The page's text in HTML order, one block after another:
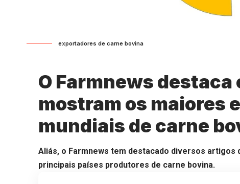
exportadores de carne bovina
O Farmnews destaca
mostram os maiores
mundiais de carne
Aliás, o Farmnews tem destacado diversos
principais países produtores de carne bovina.